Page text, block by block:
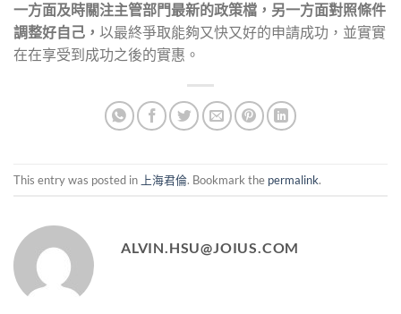
一方面及時關注主管部門最新的政策檔，另一方面對照條件
調整好自己， 以最終爭取能夠又快又好的申請成功，並實實
在在享受到成功之後的實惠。
This entry was posted in 上海君倫. Bookmark the permalink.
ALVIN.HSU@JOIUS.COM